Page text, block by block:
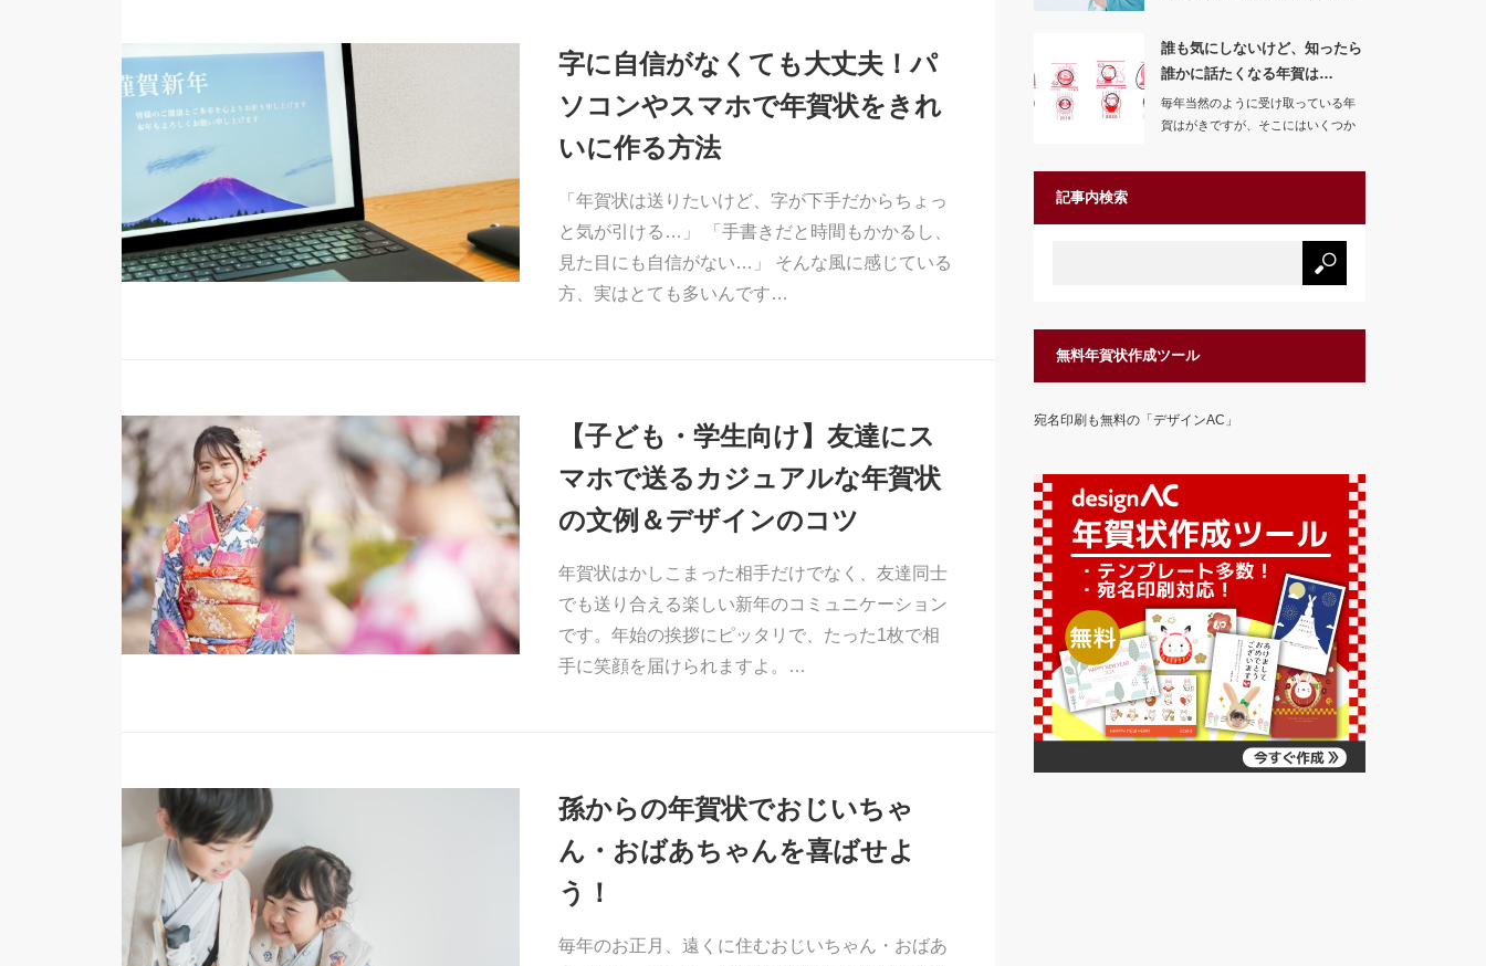
字に自信がなくても大丈夫！パ
ソコンやスマホで年賀状をきれ
いに作る方法
「年賀状は送りたいけど、字が下手だからちょっ
と気が引ける…」 「手書きだと時間もかかるし、
見た目にも自信がない…」 そんな風に感じている
方、実はとても多いんです…
【子ども・学生向け】友達にス
マホで送るカジュアルな年賀状
の文例＆デザインのコツ
年賀状はかしこまった相手だけでなく、友達同士
でも送り合える楽しい新年のコミュニケーション
です。年始の挨拶にピッタリで、たった1枚で相
手に笑顔を届けられますよ。…
孫からの年賀状でおじいちゃ
ん・おばあちゃんを喜ばせよ
う！
毎年のお正月、遠くに住むおじいちゃん・おばあ
誰も気にしないけど、知ったら
誰かに話たくなる年賀は…
毎年当然のように受け取っている年
賀はがきですが、そこにはいくつか
記事内検索
無料年賀状作成ツール
宛名印刷も無料の「デザインAC」